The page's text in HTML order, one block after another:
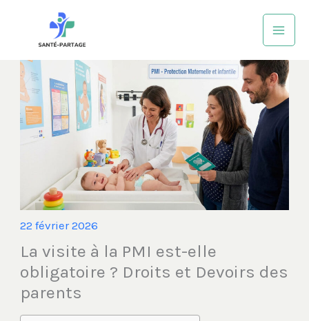
contenu
22 février 2026
La visite à la PMI est-elle
obligatoire ? Droits et Devoirs des
parents